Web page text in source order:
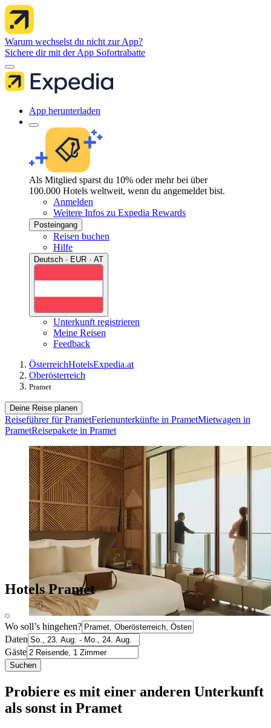
Warum wechselst du nicht zur App?
Sichere dir mit der App Sofortrabatte
App herunterladen
Als Mitglied sparst du 10% oder mehr bei über
100.000 Hotels weltweit, wenn du angemeldet bist.
Anmelden
Weitere Infos zu Expedia Rewards
Posteingang
Reisen buchen
Hilfe
Deutsch · EUR · AT
Unterkunft registrieren
Meine Reisen
Feedback
ÖsterreichHotelsExpedia.at
Oberösterreich
Pramet
Deine Reise planen
Reiseführer für PrametFerienunterkünfte in PrametMietwagen in
PrametReisepakete in Pramet
Hotels Pramet
Wo soll’s hingehen?
Daten
Gäste
Suchen
Probiere es mit einer anderen Unterkunft
als sonst in Pramet